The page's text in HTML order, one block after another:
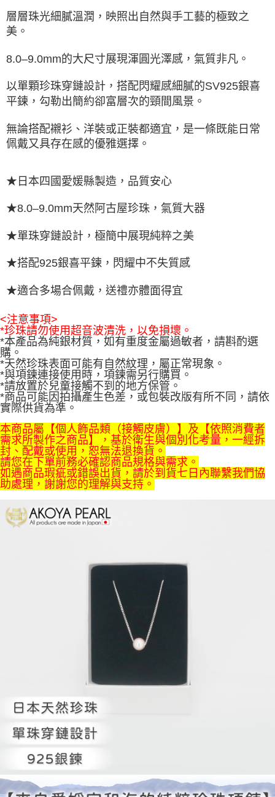
層層珠光細膩溫潤，映照出自然與手工藝的極致之
美。
8.0–9.0mm的大尺寸展現渾圓光澤感，氣質非凡。
以單顆珍珠穿鏈設計，搭配閃耀感細膩的SV925銀喜
平鍊，勾勒出簡約卻富層次的頸間風景。
無論搭配襯衫、洋裝或正裝都適宜，是一條既能日常
佩戴又具存在感的優雅選擇。
★日本四國愛媛縣製造，品質安心
★8.0–9.0mm天然阿古屋珍珠，氣質大器
★單珠穿鏈設計，極簡中展現純粹之美
★搭配925銀喜平鍊，閃耀中不失質感
★適合多場合佩戴，送禮亦體面得宜
<注意事項>
*珍珠請勿使用超音波清洗，以免損壞。
*本產品為純銀材質，如有重度金屬過敏者，請斟酌選
購。
*天然珍珠表面可能有自然紋理，屬正常現象。
*與項鍊連接使用時，項鍊需另行購買。
*請放置於兒童接觸不到的地方保管。
*商品可能因拍攝產生色差，或包裝改版有所不同，請依
實際供貨為準。
本商品屬【個人飾品類（接觸皮膚）】及【依照消費者
需求所製作之商品】，基於衛生與個別化考量，一經拆
封、配戴或使用，恕無法退換貨。
請您在下單前務必確認商品規格與需求。
如遇商品瑕疵或錯誤出貨，請於到貨七日內聯繫我們協
助處理，謝謝您的理解與支持。